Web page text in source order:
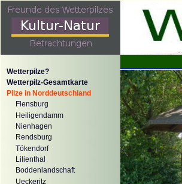
Wetterpilze?
Wetterpilz-Gesamtkarte
Pilze in Norddeutschland
Flensburg
Heiligendamm
Nienhagen
Rendsburg
Tökendorf
Lilienthal
Boddenlandschaft
Ueckeritz